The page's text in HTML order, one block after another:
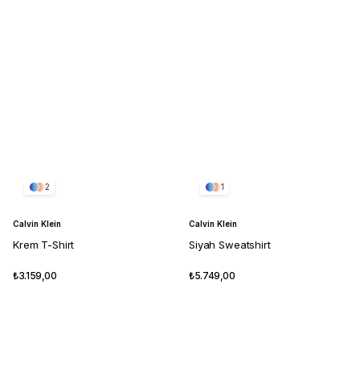
2
Calvin Klein
Krem T-Shirt
₺3.159,00
1
Calvin Klein
Siyah Sweatshirt
₺5.749,00